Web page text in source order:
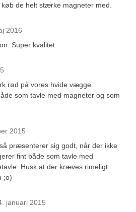
de helt stærke magneter med.
5 stjärnor
2016
Super kvalitet.
5 stjärnor
rød på vores hvide vægge.
som tavle med magneter og som
5 stjärnor
2015
præsenterer sig godt, når der ikke
fint både som tavle med
Husk at der kræves rimeligt
;o)
5 stjärnor
januari 2015